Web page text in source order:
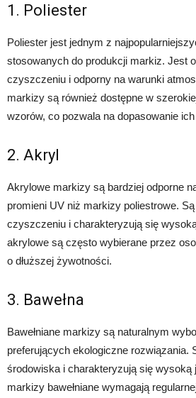
1. Poliester
Poliester jest jednym z
stosowanych do produkcji markiz. Jest
czyszczeniu i odporny na warunki
markizy są również dostępne w
wzorów, co pozwala na dopasowanie
2. Akryl
Akrylowe markizy są bardziej odporne
promieni UV niż markizy poliestrowe.
czyszczeniu i charakteryzują się
akrylowe są często wybierane przez
o dłuższej żywotności.
3. Bawełna
Bawełniane markizy są naturalnym
preferujących ekologiczne rozwiązania.
środowiska i charakteryzują się wysoką
markizy bawełniane wymagają